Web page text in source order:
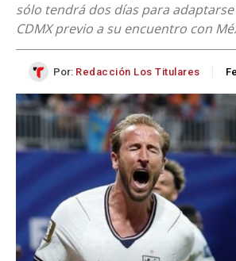
sólo tendrá dos días para
CDMX previo a su encuentro con
Por: Redacción Los Titulares